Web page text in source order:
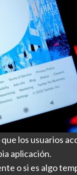
los usuarios
aplicación.
o si es algo